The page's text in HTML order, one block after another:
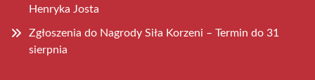
Henryka Josta
Zgłoszenia do Nagrody Siła Korzeni – Termin do 31
sierpnia